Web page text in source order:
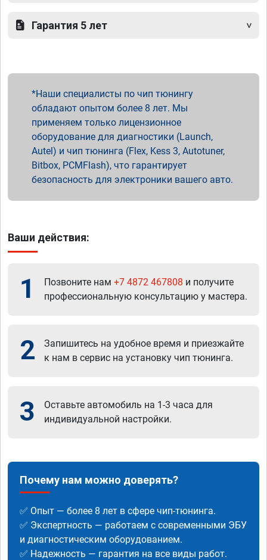
Гарантия 5 лет
Наши специалисты по чип тюнингу
обладают опытом более 8 лет. Мы
применяем только лицензионное
оборудование для диагностики (Launch,
Autel) и чип тюнинга (Flex, Kess 3, Autotuner,
Bitbox, PCMFlash), что гарантирует
безопасность для электроники вашего авто.
Ваши действия:
1 Позвоните нам +7 4872 467808 и получите
профессиональную консультацию у мастера.
2
Запишитесь на удобное время и приезжайте
к нам в сервис на установку чип тюнинга.
3
Оставьте автомобиль на 1-3 часа для
индивидуальной настройки.
Почему нам можно доверять?
✅ Опыт — более 8 лет в сфере чип-тюнинга.
✅ Экспертность — работаем с современными ЭБУ
и диагностическим оборудованием.
✅ Надежность — гарантия на все виды работ.